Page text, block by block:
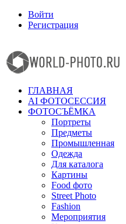
Войти
Регистрация
ГЛАВНАЯ
AI ФОТОСЕССИЯ
ФОТОСЪЁМКА
Портреты
Предметы
Промышленная
Одежда
Для каталога
Картины
Food фото
Street Photo
Fashion
Мероприятия